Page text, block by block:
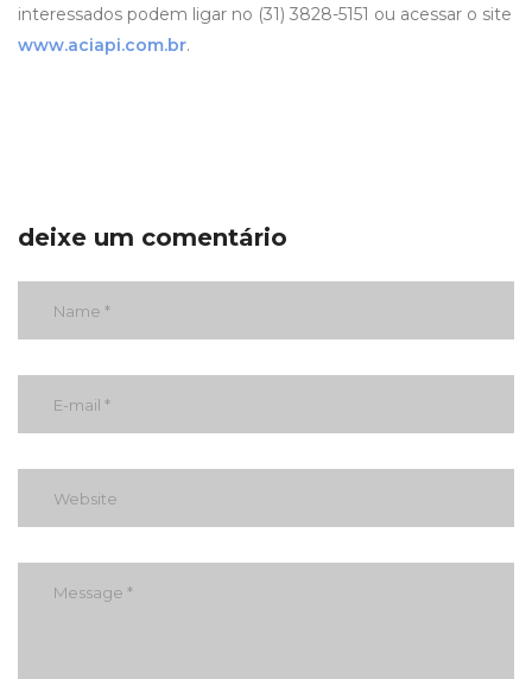
interessados podem ligar no (31) 3828-5151 ou acessar o site
www.aciapi.com.br.
deixe um comentário